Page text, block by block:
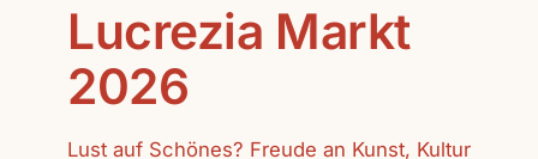
Lucrezia Markt
2026
Lust auf Schönes? Freude an Kunst, Kultur